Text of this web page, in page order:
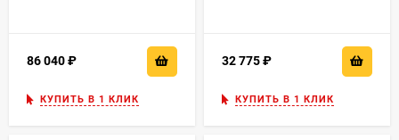
86 040
КУПИТЬ В 1 КЛИК
32 775
КУПИТЬ В 1 КЛИК